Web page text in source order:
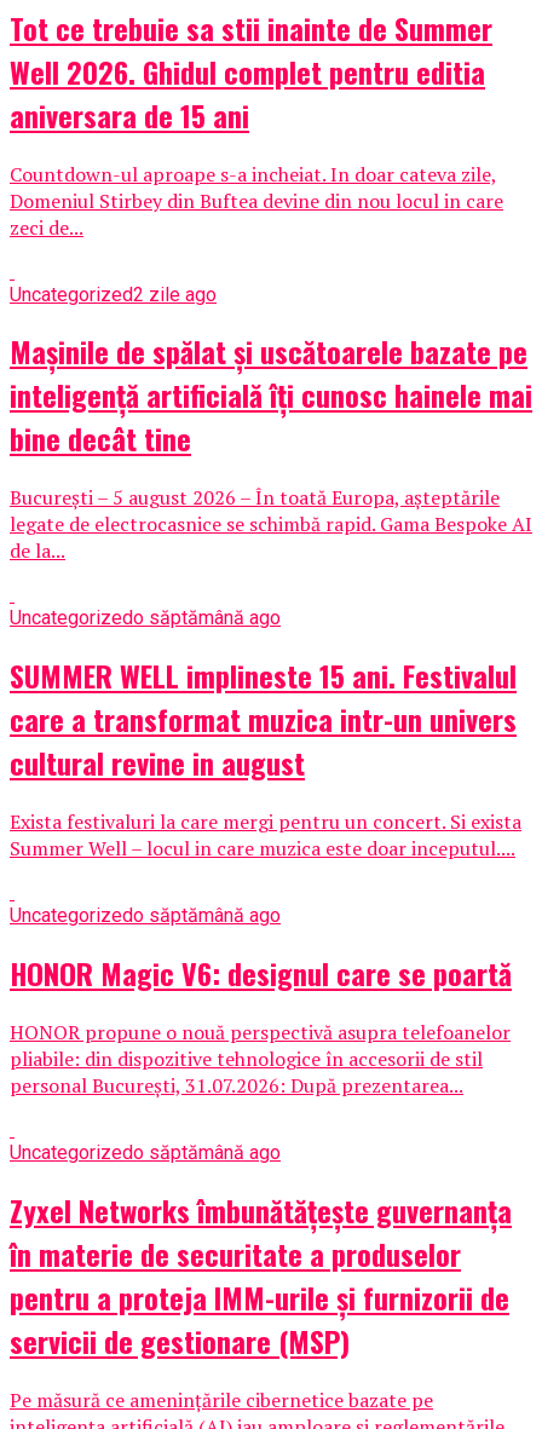
Tot ce trebuie sa stii inainte de Summer
Well 2026. Ghidul complet pentru editia
aniversara de 15 ani
Countdown-ul aproape s-a incheiat. In doar cateva zile,
Domeniul Stirbey din Buftea devine din nou locul in care
zeci de...
Uncategorized2 zile ago
Mașinile de spălat și uscătoarele bazate pe
inteligență artificială îți cunosc hainele mai
bine decât tine
București – 5 august 2026 – În toată Europa, așteptările
legate de electrocasnice se schimbă rapid. Gama Bespoke AI
de la...
Uncategorizedo săptămână ago
SUMMER WELL implineste 15 ani. Festivalul
care a transformat muzica intr-un univers
cultural revine in august
Exista festivaluri la care mergi pentru un concert. Si exista
Summer Well – locul in care muzica este doar inceputul....
Uncategorizedo săptămână ago
HONOR Magic V6: designul care se poartă
HONOR propune o nouă perspectivă asupra telefoanelor
pliabile: din dispozitive tehnologice în accesorii de stil
personal București, 31.07.2026: După prezentarea...
Uncategorizedo săptămână ago
Zyxel Networks îmbunătățește guvernanța
în materie de securitate a produselor
pentru a proteja IMM-urile și furnizorii de
servicii de gestionare (MSP)
Pe măsură ce amenințările cibernetice bazate pe